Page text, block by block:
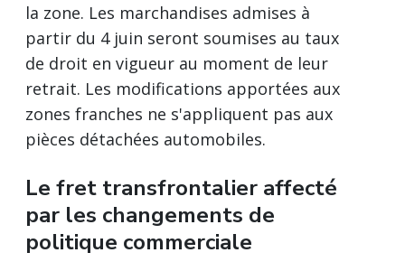
la zone. Les marchandises admises à
partir du 4 juin seront soumises au taux
de droit en vigueur au moment de leur
retrait. Les modifications apportées aux
zones franches ne s'appliquent pas aux
pièces détachées automobiles.
Le fret transfrontalier affecté
par les changements de
politique commerciale